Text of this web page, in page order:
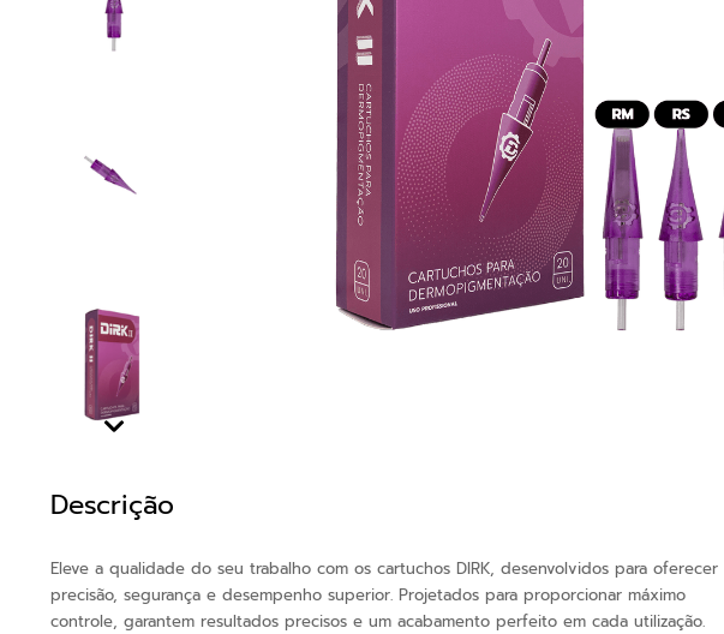
Descrição
Eleve a qualidade do seu trabalho com os cartuchos DIRK, desenvolvidos para oferecer
precisão, segurança e desempenho superior. Projetados para proporcionar máximo
controle, garantem resultados precisos e um acabamento perfeito em cada utilização.